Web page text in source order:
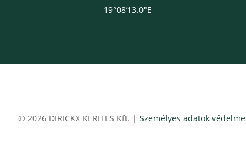
19°08’13.0″E
© 2026 DIRICKX KERITES Kft. | Személyes adatok védelme